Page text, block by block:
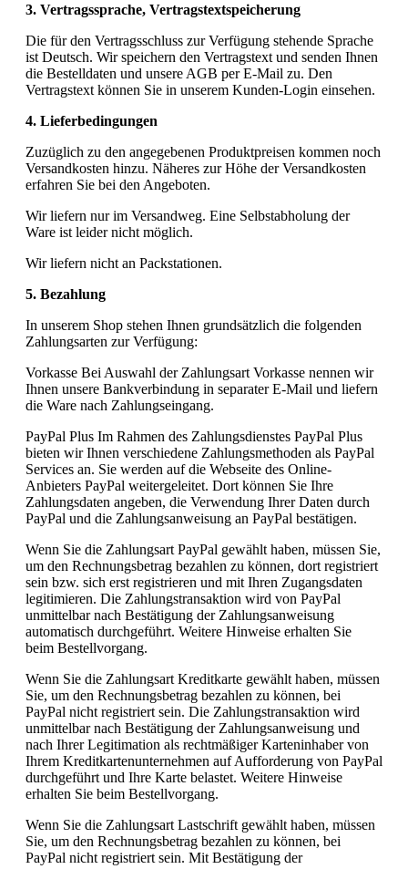
3. Vertragssprache, Vertragstextspeicherung
Die für den Vertragsschluss zur Verfügung stehende Sprache
ist Deutsch. Wir speichern den Vertragstext und senden Ihnen
die Bestelldaten und unsere AGB per E-Mail zu. Den
Vertragstext können Sie in unserem Kunden-Login einsehen.
4. Lieferbedingungen
Zuzüglich zu den angegebenen Produktpreisen kommen noch
Versandkosten hinzu. Näheres zur Höhe der Versandkosten
erfahren Sie bei den Angeboten.
Wir liefern nur im Versandweg. Eine Selbstabholung der
Ware ist leider nicht möglich.
Wir liefern nicht an Packstationen.
5. Bezahlung
In unserem Shop stehen Ihnen grundsätzlich die folgenden
Zahlungsarten zur Verfügung:
Vorkasse Bei Auswahl der Zahlungsart Vorkasse nennen wir
Ihnen unsere Bankverbindung in separater E-Mail und liefern
die Ware nach Zahlungseingang.
PayPal Plus Im Rahmen des Zahlungsdienstes PayPal Plus
bieten wir Ihnen verschiedene Zahlungsmethoden als PayPal
Services an. Sie werden auf die Webseite des Online-
Anbieters PayPal weitergeleitet. Dort können Sie Ihre
Zahlungsdaten angeben, die Verwendung Ihrer Daten durch
PayPal und die Zahlungsanweisung an PayPal bestätigen.
Wenn Sie die Zahlungsart PayPal gewählt haben, müssen Sie,
um den Rechnungsbetrag bezahlen zu können, dort registriert
sein bzw. sich erst registrieren und mit Ihren Zugangsdaten
legitimieren. Die Zahlungstransaktion wird von PayPal
unmittelbar nach Bestätigung der Zahlungsanweisung
automatisch durchgeführt. Weitere Hinweise erhalten Sie
beim Bestellvorgang.
Wenn Sie die Zahlungsart Kreditkarte gewählt haben, müssen
Sie, um den Rechnungsbetrag bezahlen zu können, bei
PayPal nicht registriert sein. Die Zahlungstransaktion wird
unmittelbar nach Bestätigung der Zahlungsanweisung und
nach Ihrer Legitimation als rechtmäßiger Karteninhaber von
Ihrem Kreditkartenunternehmen auf Aufforderung von PayPal
durchgeführt und Ihre Karte belastet. Weitere Hinweise
erhalten Sie beim Bestellvorgang.
Wenn Sie die Zahlungsart Lastschrift gewählt haben, müssen
Sie, um den Rechnungsbetrag bezahlen zu können, bei
PayPal nicht registriert sein. Mit Bestätigung der